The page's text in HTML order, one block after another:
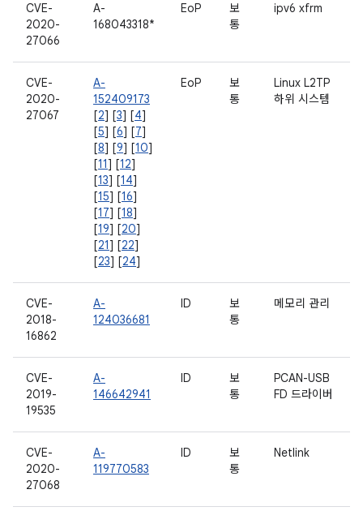
CVE-
2020-
27066
A-
168043318*
EoP
보
통
ipv6 xfrm
CVE-
2020-
27067
A-
152409173
[2] [3] [4]
[5] [6] [7]
[8] [9] [10]
[11] [12]
[13] [14]
[15] [16]
[17] [18]
[19] [20]
[21] [22]
[23] [24]
EoP
보
통
Linux L2TP
하위 시스템
CVE-
2018-
16862
A-
124036681
ID
보
통
메모리 관리
CVE-
2019-
19535
A-
146642941
ID
보
통
PCAN-USB
FD 드라이버
CVE-
2020-
27068
A-
119770583
ID
보
통
Netlink